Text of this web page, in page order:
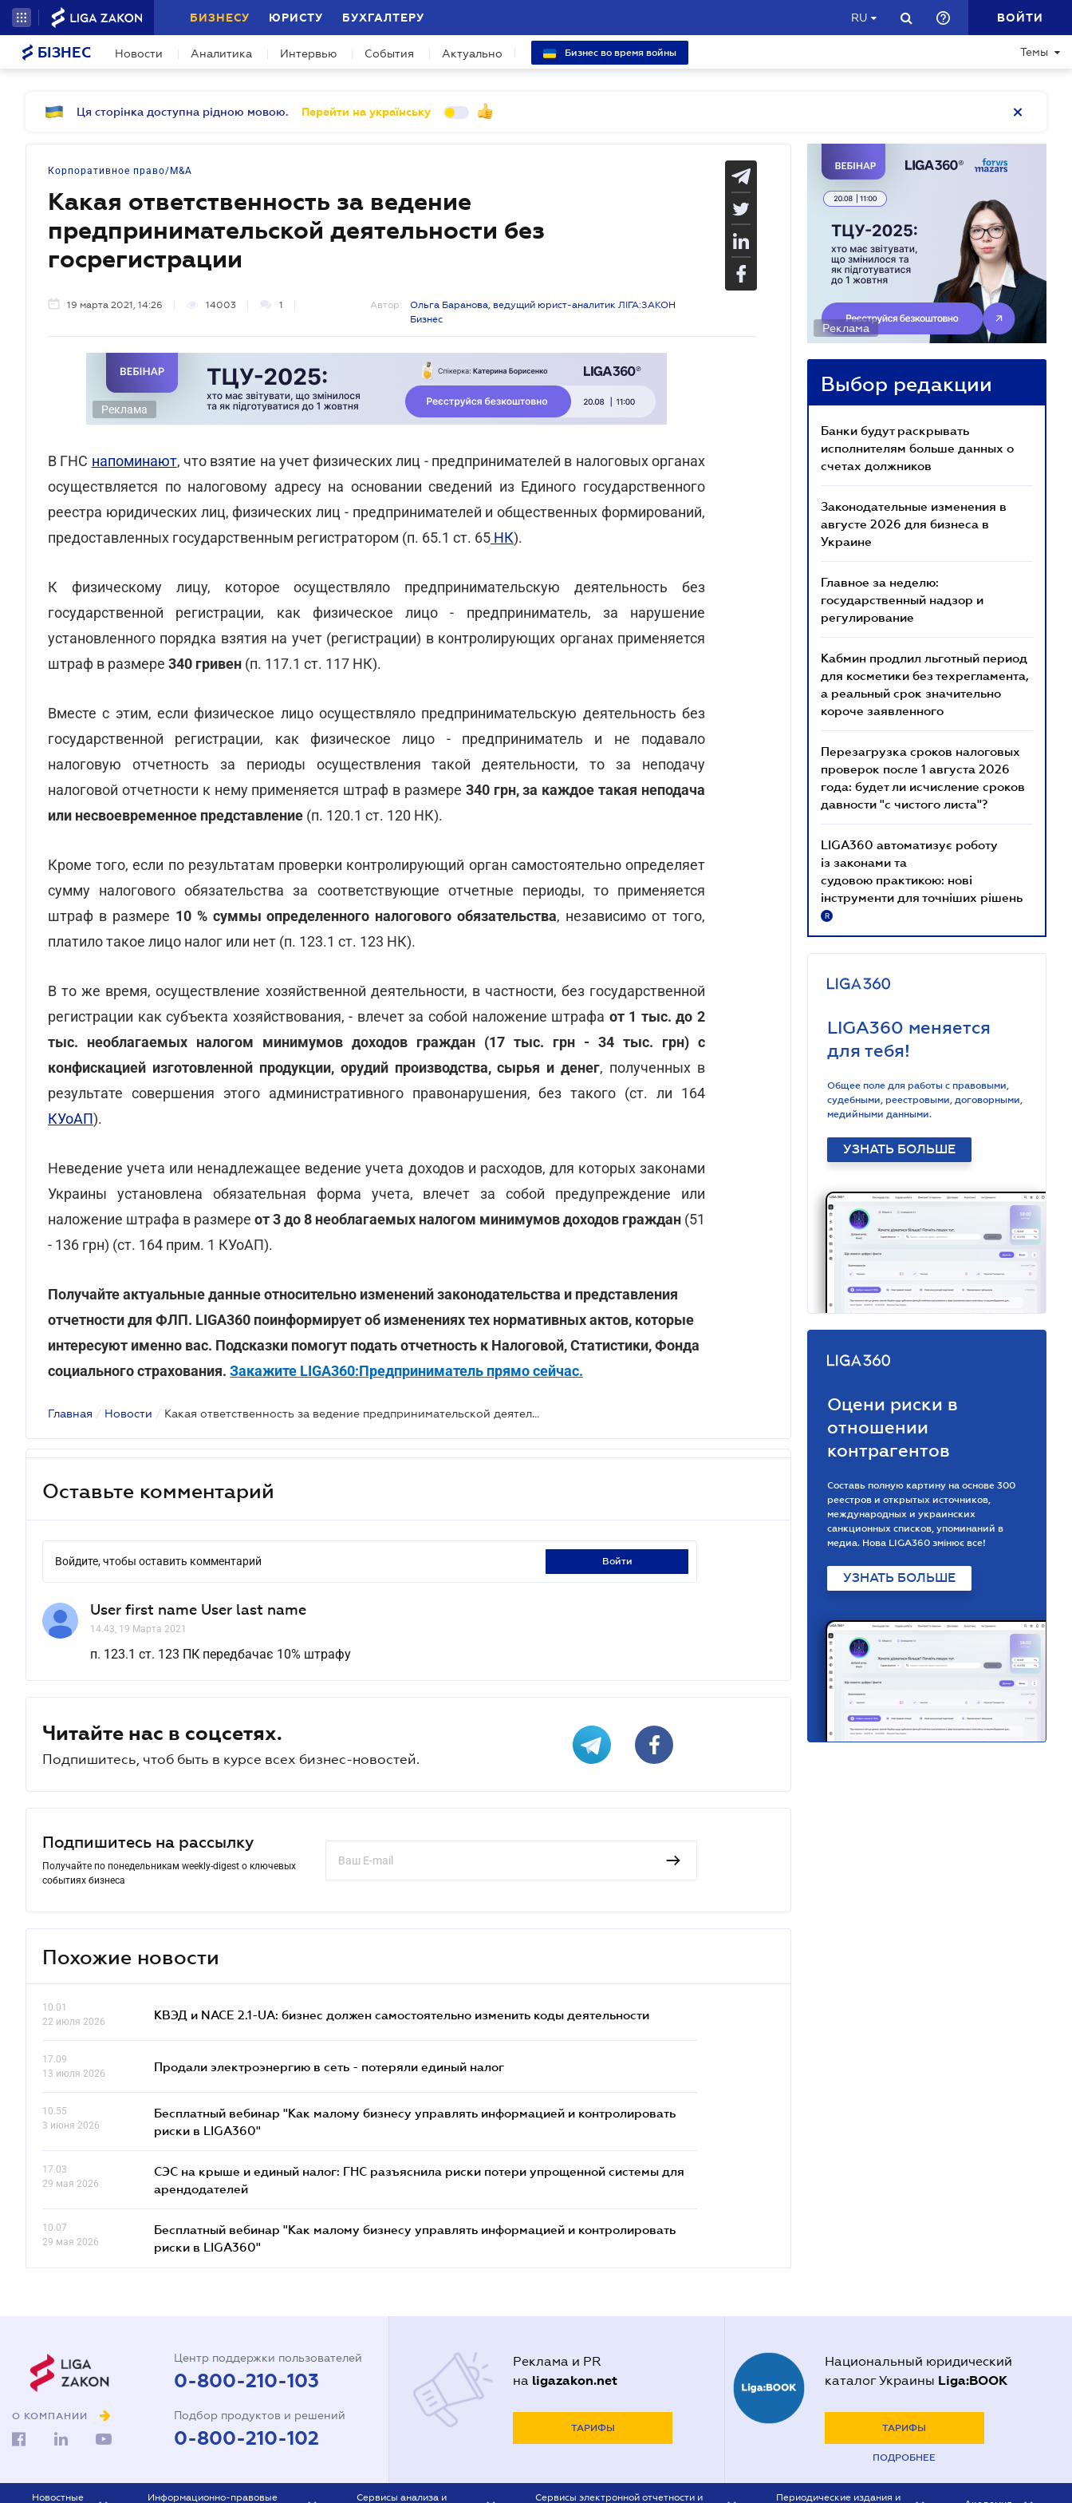
БИЗНЕСУ ЮРИСТУ БУХГАЛТЕРУ RU ВОЙТИ
БІЗНЕС Новости Аналитика Интервью События Актуально Бизнес во время войны Темы
Ця сторінка доступна рідною мовою. Перейти на українську
Корпоративное право/M&A
Какая ответственность за ведение
предпринимательской деятельности без
госрегистрации
19 марта 2021, 14:26 14003 1 Автор:
Ольга Баранова, ведущий юрист-аналитик ЛІГА:ЗАКОН
Бизнес
Реклама
В ГНС напоминают, что взятие на учет физических лиц - предпринимателей в налоговых органах
осуществляется по налоговому адресу на основании сведений из Единого государственного
реестра юридических лиц, физических лиц - предпринимателей и общественных формирований,
предоставленных государственным регистратором (п. 65.1 ст. 65 НК).
К физическому лицу, которое осуществляло предпринимательскую деятельность без
государственной регистрации, как физическое лицо - предприниматель, за нарушение
установленного порядка взятия на учет (регистрации) в контролирующих органах применяется
штраф в размере 340 гривен (п. 117.1 ст. 117 НК).
Вместе с этим, если физическое лицо осуществляло предпринимательскую деятельность без
государственной регистрации, как физическое лицо - предприниматель и не подавало
налоговую отчетность за периоды осуществления такой деятельности, то за неподачу
налоговой отчетности к нему применяется штраф в размере 340 грн, за каждое такая неподача
или несвоевременное представление (п. 120.1 ст. 120 НК).
Кроме того, если по результатам проверки контролирующий орган самостоятельно определяет
сумму налогового обязательства за соответствующие отчетные периоды, то применяется
штраф в размере 10 % суммы определенного налогового обязательства, независимо от того,
платило такое лицо налог или нет (п. 123.1 ст. 123 НК).
В то же время, осуществление хозяйственной деятельности, в частности, без государственной
регистрации как субъекта хозяйствования, - влечет за собой наложение штрафа от 1 тыс. до 2
тыс. необлагаемых налогом минимумов доходов граждан (17 тыс. грн - 34 тыс. грн) с
конфискацией изготовленной продукции, орудий производства, сырья и денег, полученных в
результате совершения этого административного правонарушения, без такого (ст. ли 164
КУоАП).
Неведение учета или ненадлежащее ведение учета доходов и расходов, для которых законами
Украины установлена обязательная форма учета, влечет за собой предупреждение или
наложение штрафа в размере от 3 до 8 необлагаемых налогом минимумов доходов граждан (51
- 136 грн) (ст. 164 прим. 1 КУоАП).
Получайте актуальные данные относительно изменений законодательства и представления
отчетности для ФЛП. LIGA360 поинформирует об изменениях тех нормативных актов, которые
интересуют именно вас. Подсказки помогут подать отчетность к Налоговой, Статистики, Фонда
социального страхования. Закажите LIGA360:Предприниматель прямо сейчас.
Главная / Новости / Какая ответственность за ведение предпринимательской деятельности без госрегистрации
Оставьте комментарий
Войдите, чтобы оставить комментарий войти
User first name User last name
14.43, 19 Марта 2021
п. 123.1 ст. 123 ПК передбачає 10% штрафу
Читайте нас в соцсетях.
Подпишитесь, чтоб быть в курсе всех бизнес-новостей.
Подпишитесь на рассылку
Получайте по понедельникам weekly-digest о ключевых
событиях бизнеса
Похожие новости
10.01
22 июля 2026
КВЭД и NACE 2.1-UA: бизнес должен самостоятельно изменить коды деятельности
17.09
13 июля 2026
Продали электроэнергию в сеть - потеряли единый налог
10.55
3 июня 2026
Бесплатный вебинар "Как малому бизнесу управлять информацией и контролировать
риски в LIGA360"
17.03
29 мая 2026
СЭС на крыше и единый налог: ГНС разъяснила риски потери упрощенной системы для
арендодателей
10.07
29 мая 2026
Бесплатный вебинар "Как малому бизнесу управлять информацией и контролировать
риски в LIGA360"
Реклама
Выбор редакции
Банки будут раскрывать
исполнителям больше данных о
счетах должников
Законодательные изменения в
августе 2026 для бизнеса в
Украине
Главное за неделю:
государственный надзор и
регулирование
Кабмин продлил льготный период
для косметики без техрегламента,
а реальный срок значительно
короче заявленного
Перезагрузка сроков налоговых
проверок после 1 августа 2026
года: будет ли исчисление сроков
давности "с чистого листа"?
LIGA360 автоматизує роботу
із законами та
судовою практикою: нові
інструменти для точніших рішень
R
LIGA360 меняется
для тебя!
Общее поле для работы с правовыми,
судебными, реестровыми, договорными,
медийными данными.
УЗНАТЬ БОЛЬШЕ
Оцени риски в
отношении
контрагентов
Составь полную картину на основе 300
реестров и открытых источников,
международных и украинских
санкционных списков, упоминаний в
медиа. Нова LIGA360 змінює все!
УЗНАТЬ БОЛЬШЕ
О КОМПАНИИ
Центр поддержки пользователей
0-800-210-103
Подбор продуктов и решений
0-800-210-102
Реклама и PR
на ligazakon.net
ТАРИФЫ
Национальный юридический
каталог Украины Liga:BOOK
ТАРИФЫ
ПОДРОБНЕЕ
Новостные Информационно-правовые Сервисы анализа и Сервисы электронной отчетности и Периодические издания и